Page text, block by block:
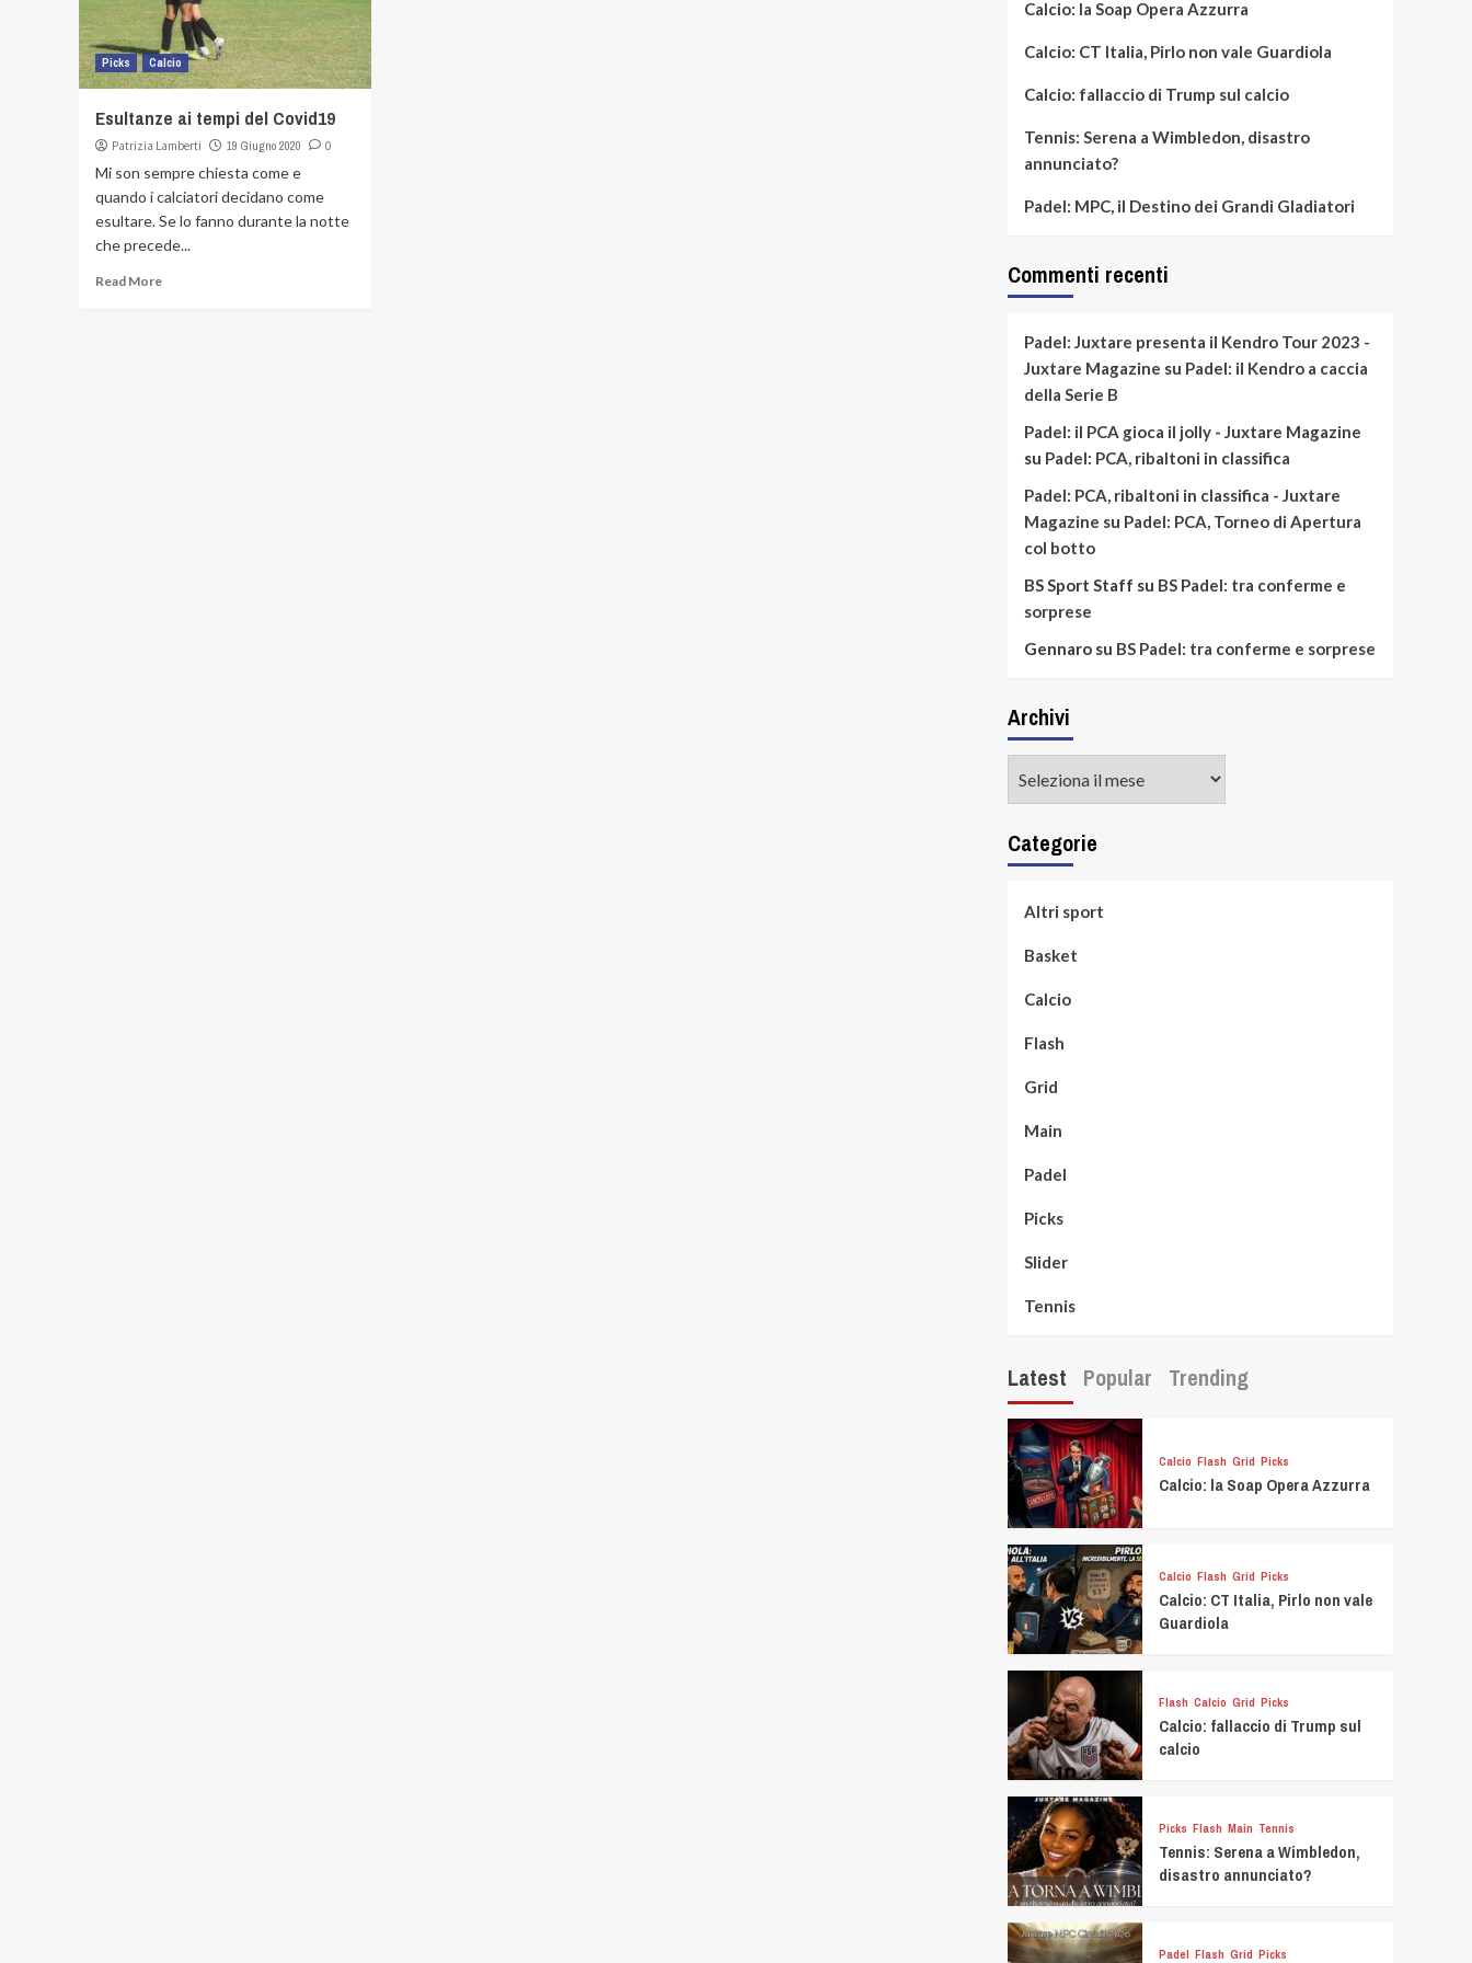
Picks Calcio
Esultanze ai tempi del Covid19
Patrizia Lamberti 19 Giugno 2020 0
Mi son sempre chiesta come e
quando i calciatori decidano come
esultare. Se lo fanno durante la notte
che precede...
Read More
Calcio: la Soap Opera Azzurra
Calcio: CT Italia, Pirlo non vale Guardiola
Calcio: fallaccio di Trump sul calcio
Tennis: Serena a Wimbledon, disastro
annunciato?
Padel: MPC, il Destino dei Grandi Gladiatori
Commenti recenti
Padel: Juxtare presenta il Kendro Tour 2023 -
Juxtare Magazine su Padel: il Kendro a caccia
della Serie B
Padel: il PCA gioca il jolly - Juxtare Magazine
su Padel: PCA, ribaltoni in classifica
Padel: PCA, ribaltoni in classifica - Juxtare
Magazine su Padel: PCA, Torneo di Apertura
col botto
BS Sport Staff su BS Padel: tra conferme e
sorprese
Gennarosu BS Padel: tra conferme e sorprese
Archivi
Categorie
Altri sport
Basket
Calcio
Flash
Grid
Main
Padel
Picks
Slider
Tennis
Latest Popular Trending
Calcio Flash Grid Picks
Calcio: la Soap Opera Azzurra
Calcio Flash Grid Picks
Calcio: CT Italia, Pirlo non vale
Guardiola
Flash Calcio Grid Picks
Calcio: fallaccio di Trump sul
calcio
Picks Flash Main Tennis
Tennis: Serena a Wimbledon,
disastro annunciato?
Padel Flash Grid Picks